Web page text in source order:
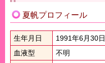
夏帆プロフィール
生年月日
1991年6月30日
血液型
不明